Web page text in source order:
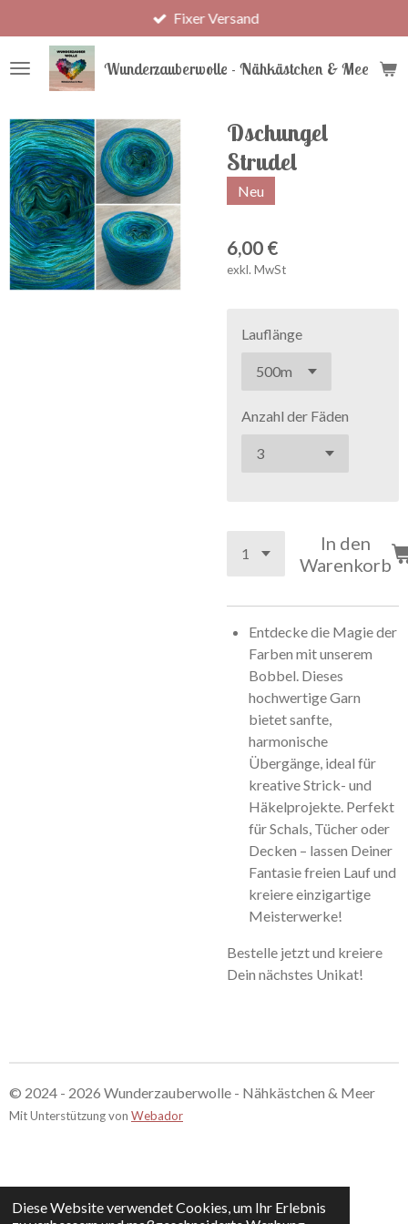
Diese Website verwendet Cookies, um Ihr Erlebnis
Hauptinhalt
springen
Wunderzauberwolle - Nähkästchen & Meer
Fixer Versand
Dschungel
Strudel
Neu
6,00 €
exkl. MwSt
Lauflänge
Anzahl der Fäden
In den
Warenkorb
Entdecke die Magie der
Farben mit unserem
Bobbel. Dieses
hochwertige Garn
bietet sanfte,
harmonische
Übergänge, ideal für
kreative Strick- und
Häkelprojekte. Perfekt
für Schals, Tücher oder
Decken – lassen Deiner
Fantasie freien Lauf und
kreiere einzigartige
Meisterwerke!
Bestelle jetzt und kreiere
Dein nächstes Unikat!
© 2024 - 2026 Wunderzauberwolle - Nähkästchen & Meer
Mit Unterstützung von Webador